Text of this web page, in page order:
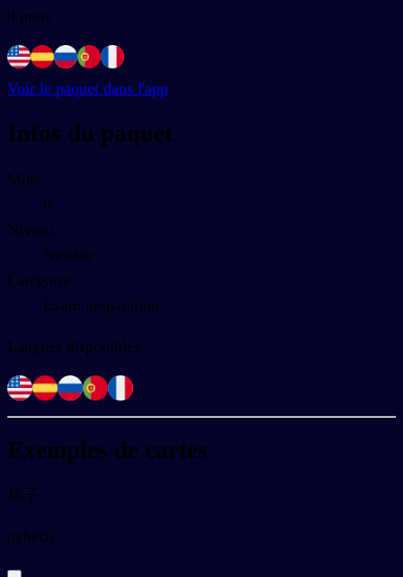
0 mots
Voir le paquet dans l'app
Infos du paquet
Mots
0
Niveau
Newbie
Catégorie
Exam preparation
Langues disponibles
Exemples de cartes
杯子
pybēizi